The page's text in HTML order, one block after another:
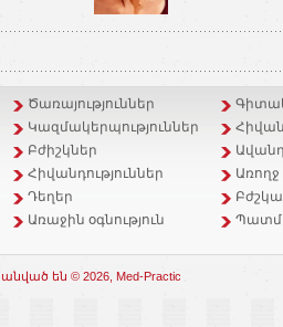
Ծառայություններ
Կազմակերպություններ
Բժիշկներ
Հիվանդություններ
Դեղեր
Առաջին օգնություն
են © 2026, Med-Practic